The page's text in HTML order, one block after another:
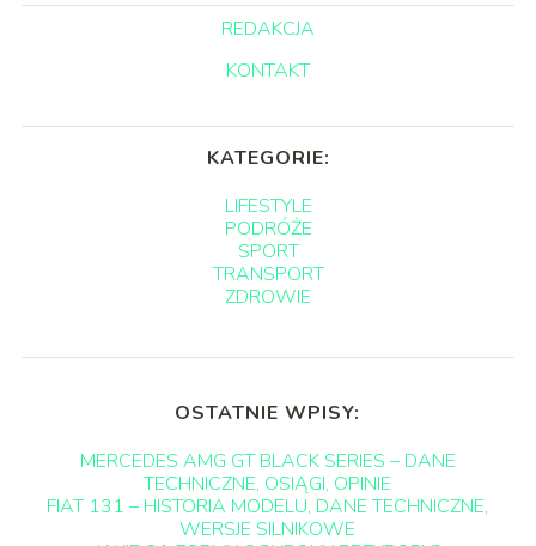
REDAKCJA
KONTAKT
KATEGORIE:
LIFESTYLE
PODRÓŻE
SPORT
TRANSPORT
ZDROWIE
OSTATNIE WPISY:
MERCEDES AMG GT BLACK SERIES – DANE
TECHNICZNE, OSIĄGI, OPINIE
FIAT 131 – HISTORIA MODELU, DANE TECHNICZNE,
WERSJE SILNIKOWE